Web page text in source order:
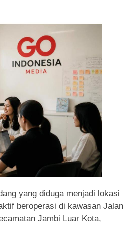
yang diduga menjadi lokasi
beroperasi di kawasan Jalan
Jambi Luar Kota,